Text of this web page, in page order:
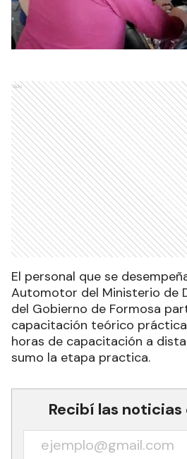
Ads
El personal que se
Automotor del Ministerio de
del Gobierno de Formosa
capacitación teórico
horas de capacitación a
sumo la etapa practica.
Recibí las